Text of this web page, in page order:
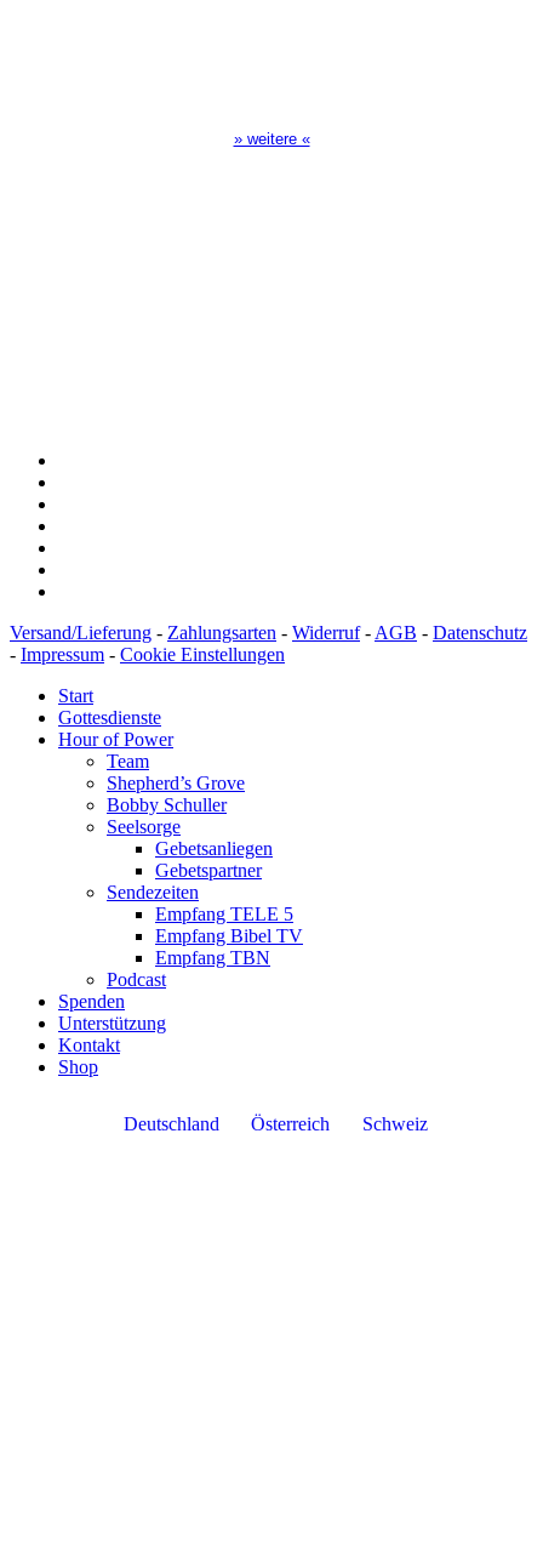
» weitere «
Versand/Lieferung - Zahlungsarten - Widerruf- AGB - Datenschutz
- Impressum - Cookie Einstellungen
Start
Gottesdienste
Hour of Power
Team
Shepherd’s Grove
Bobby Schuller
Seelsorge
Gebetsanliegen
Gebetspartner
Sendezeiten
Empfang TELE 5
Empfang Bibel TV
Empfang TBN
Podcast
Spenden
Unterstützung
Kontakt
Shop
Deutschland Österreich Schweiz